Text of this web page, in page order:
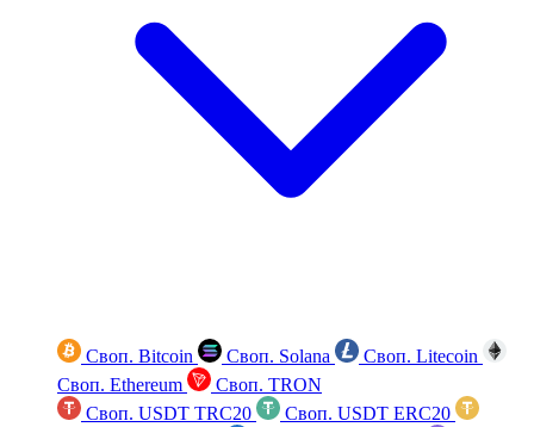
Своп. Bitcoin Своп. Solana
Своп. Litecoin
Своп. Ethereum
Своп. TRON
Своп. USDT TRC20
Своп. USDT ERC20